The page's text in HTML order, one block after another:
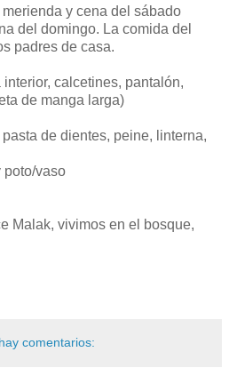
y cena del sábado
del domingo. La comida del
padres de casa.
calcetines, pantalón,
de manga larga)
de dientes, peine, linterna,
poto/vaso
Malak, vivimos en el bosque,
comentarios: